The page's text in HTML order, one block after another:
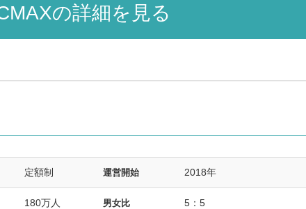
の詳細を見る
定額制 運営開始 2018年
180万人 男女比 5：5